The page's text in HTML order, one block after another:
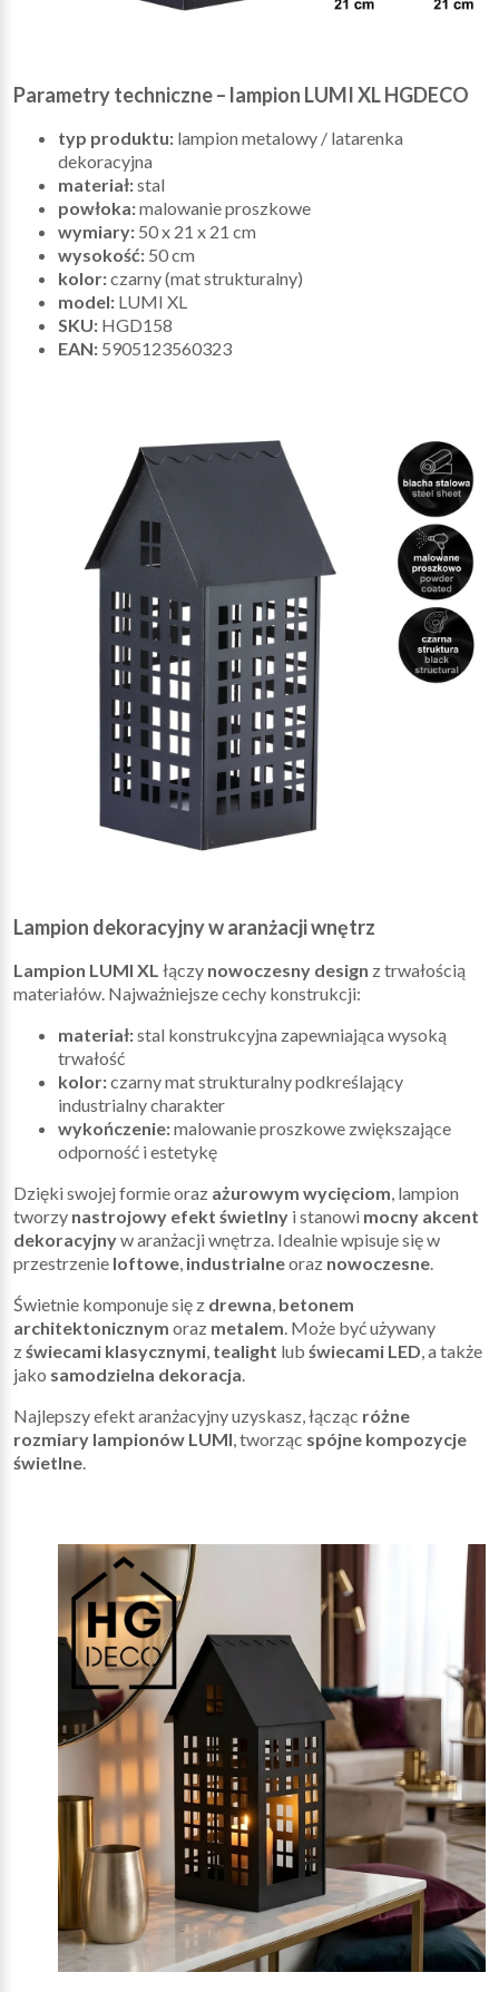
Parametry techniczne – lampion LUMI XL HGDECO
typ produktu: lampion metalowy / latarenka
dekoracyjna
materiał:stal
powłoka:malowanie proszkowe
wymiary: 50 x 21 x 21 cm
wysokość: 50 cm
kolor:czarny (mat strukturalny)
model: LUMI XL
SKU: HGD158
EAN: 5905123560323
Lampion dekoracyjny w aranżacji wnętrz
Lampion LUMI XL łączy nowoczesny design z trwałością
materiałów. Najważniejsze cechy konstrukcji:
materiał:stal konstrukcyjna zapewniająca wysoką
trwałość
kolor:czarny mat strukturalny podkreślający
industrialny charakter
wykończenie:malowanie proszkowe zwiększające
odporność i estetykę
Dzięki swojej formie oraz ażurowym wycięciom, lampion
tworzy nastrojowy efekt świetlny i stanowi mocny akcent
dekoracyjnyw aranżacji wnętrza. Idealnie wpisuje się w
przestrzenie loftowe, industrialneoraz nowoczesne.
Świetnie komponuje się z drewna, betonem
architektonicznym oraz metalem. Może być używany
zświecami klasycznymi, tealight lub świecami LED, a także
jako samodzielna dekoracja.
Najlepszy efekt aranżacyjny uzyskasz, łącząc różne
rozmiary lampionów LUMI, tworząc spójne kompozycje
świetlne.